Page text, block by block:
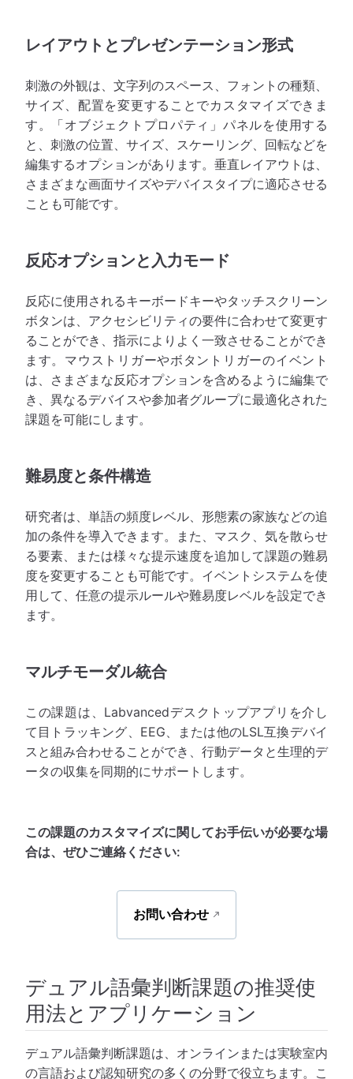
レイアウトとプレゼンテーション形式
刺激の外観は、文字列のスペース、フォントの種類、
サイズ、配置を変更することでカスタマイズできま
す。「オブジェクトプロパティ」パネルを使用する
と、刺激の位置、サイズ、スケーリング、回転などを
編集するオプションがあります。垂直レイアウトは、
さまざまな画面サイズやデバイスタイプに適応させる
ことも可能です。
反応オプションと入力モード
反応に使用されるキーボードキーやタッチスクリーン
ボタンは、アクセシビリティの要件に合わせて変更す
ることができ、指示によりよく一致させることができ
ます。マウストリガーやボタントリガーのイベント
は、さまざまな反応オプションを含めるように編集で
き、異なるデバイスや参加者グループに最適化された
課題を可能にします。
難易度と条件構造
研究者は、単語の頻度レベル、形態素の家族などの追
加の条件を導入できます。また、マスク、気を散らせ
る要素、または様々な提示速度を追加して課題の難易
度を変更することも可能です。イベントシステムを使
用して、任意の提示ルールや難易度レベルを設定でき
ます。
マルチモーダル統合
この課題は、Labvancedデスクトップアプリを介し
て目トラッキング、EEG、または他のLSL互換デバイ
スと組み合わせることができ、行動データと生理的デ
ータの収集を同期的にサポートします。
この課題のカスタマイズに関してお手伝いが必要な場
合は、ぜひご連絡ください:
お問い合わせ
デュアル語彙判断課題の推奨使
用法とアプリケーション
デュアル語彙判断課題は、オンラインまたは実験室内
の言語および認知研究の多くの分野で役立ちます。こ